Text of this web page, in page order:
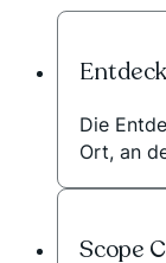
Die
Ort, an
Scope